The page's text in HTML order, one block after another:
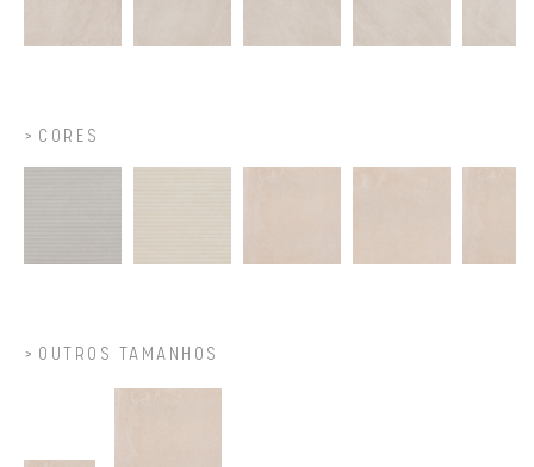
CORES
OUTROS TAMANHOS